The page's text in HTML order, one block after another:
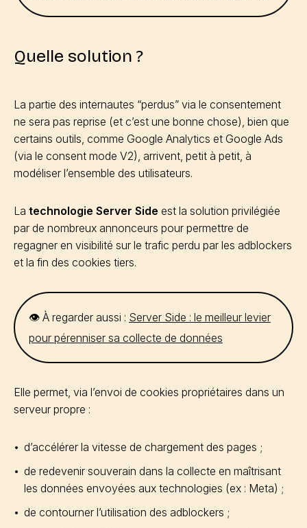
Quelle solution ?
La partie des internautes “perdus” via le consentement
ne sera pas reprise (et c’est une bonne chose), bien que
certains outils, comme Google Analytics et Google Ads
(via le consent mode V2), arrivent, petit à petit, à
modéliser l’ensemble des utilisateurs.
La technologie Server Side est la solution privilégiée
par de nombreux annonceurs pour permettre de
regagner en visibilité sur le trafic perdu par les adblockers
et la fin des cookies tiers.
👁️ À regarder aussi : Server Side : le meilleur levier
pour pérenniser sa collecte de données
Elle permet, via l’envoi de cookies propriétaires dans un
serveur propre :
d’accélérer la vitesse de chargement des pages ;
de redevenir souverain dans la collecte en maîtrisant
les données envoyées aux technologies (ex : Meta) ;
de contourner l’utilisation des adblockers ;